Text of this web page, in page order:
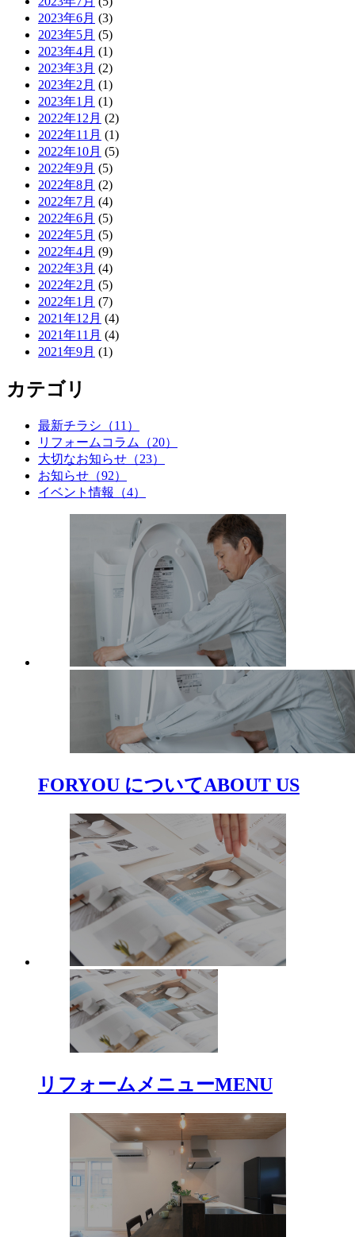
2023年6月 (3)
2023年5月 (5)
2023年4月 (1)
2023年3月 (2)
2023年2月 (1)
2023年1月 (1)
2022年12月 (2)
2022年11月 (1)
2022年10月 (5)
2022年9月 (5)
2022年8月 (2)
2022年7月 (4)
2022年6月 (5)
2022年5月 (5)
2022年4月 (9)
2022年3月 (4)
2022年2月 (5)
2022年1月 (7)
2021年12月 (4)
2021年11月 (4)
2021年9月 (1)
カテゴリ
最新チラシ（11）
リフォームコラム（20）
大切なお知らせ（23）
お知らせ（92）
イベント情報（4）
FORYOU についてABOUT US
リフォームメニューMENU